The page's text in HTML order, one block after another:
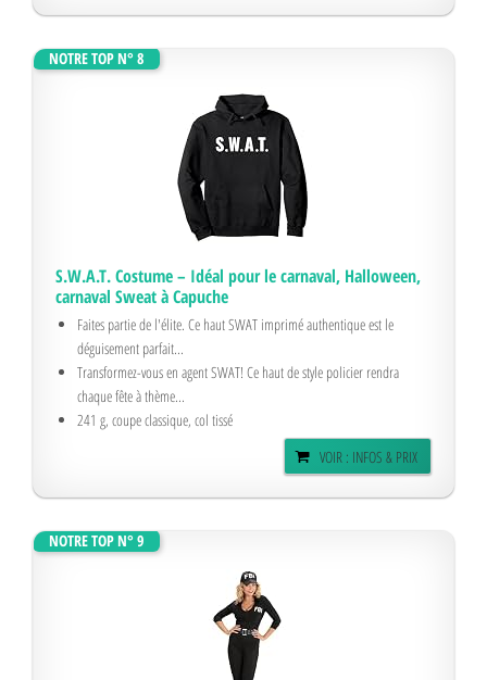
NOTRE TOP N° 8
S.W.A.T. Costume – Idéal pour le carnaval, Halloween,
carnaval Sweat à Capuche
Faites partie de l'élite. Ce haut SWAT imprimé authentique est le
déguisement parfait...
Transformez-vous en agent SWAT! Ce haut de style policier rendra
chaque fête à thème...
241 g, coupe classique, col tissé
VOIR : INFOS & PRIX
NOTRE TOP N° 9